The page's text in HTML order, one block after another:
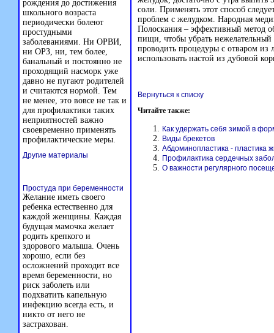
соли. Применять этот способ
проблем с желудком. Народная
Полоскания – эффективный метод
пищи, чтобы убрать нежелательный
проводить процедуры с отваром из
использовать настой из дубовой
Вернуться к списку
Читайте также:
Как удержать себя зимой в
Виды брекетов
Абдоминопластика - пластика
Профилактика сердечных
О важности регулярного
рождения до достижения
школьного возраста
периодически болеют
простудными
заболеваниями. Ни ОРВИ,
ни ОРЗ, ни, тем более,
банальный и постоянно не
проходящий насморк уже
давно не пугают родителей
и считаются нормой. Тем
не менее, это вовсе не так и
для профилактики таких
неприятностей важно
своевременно применять
профилактические меры.
Другие материалы
Простуда при беременности
Желание иметь своего
ребенка естественно для
каждой женщины. Каждая
будущая мамочка желает
родить крепкого и
здорового малыша. Очень
хорошо, если без
осложнений проходит все
время беременности, но
риск заболеть или
подхватить капельную
инфекцию всегда есть, и
никто от него не
застрахован.